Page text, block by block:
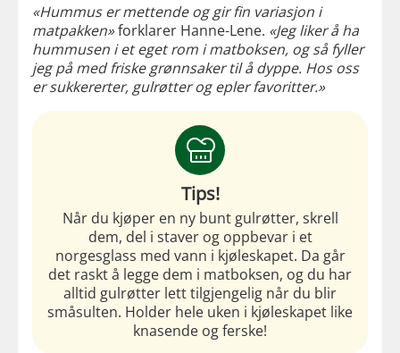
«Hummus er mettende og gir fin variasjon i
matpakken»forklarer Hanne-Lene. «Jeg liker å ha
hummusen i et eget rom i matboksen, og så fyller
jeg på med friske grønnsaker til å dyppe. Hos oss
er sukkererter, gulrøtter og epler favoritter.»
Tips!
Når du kjøper en ny bunt gulrøtter, skrell
dem, del i staver og oppbevar i et
norgesglass med vann i kjøleskapet. Da går
det raskt å legge dem i matboksen, og du har
alltid gulrøtter lett tilgjengelig når du blir
småsulten. Holder hele uken i kjøleskapet like
knasende og ferske!